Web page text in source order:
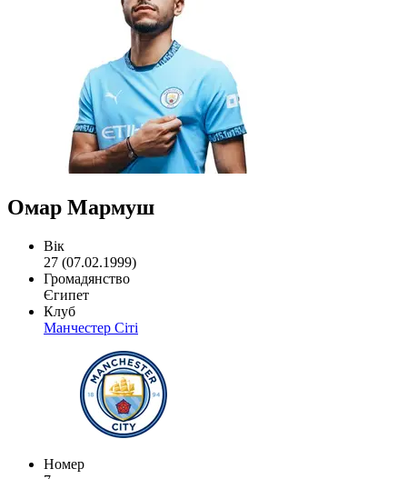
Омар Мармуш
Вік
27 (07.02.1999)
Громадянство
Єгипет
Клуб
Манчестер Сіті
Номер